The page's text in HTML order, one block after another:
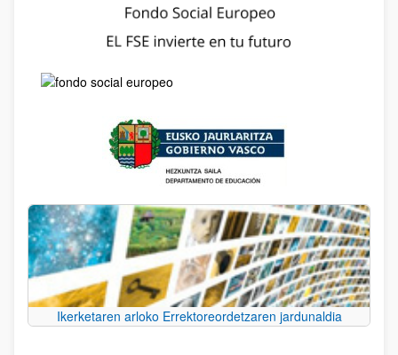
Ikerketaren arloko Errektoreordetzaren jardunaldia